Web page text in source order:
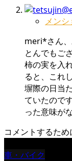
メンシ
meri*さん、
とんでもご
柿の実を入
ると、これ
塀際の日当
ていたので
った意味が
コメントするため
車・バイク